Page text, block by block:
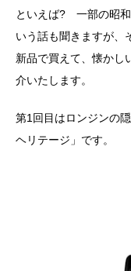
といえば? 一部の昭和
いう話も聞きますが、
新品で買えて、懐かし
介いたします。
第1回目はロンジンの
ヘリテージ」です。